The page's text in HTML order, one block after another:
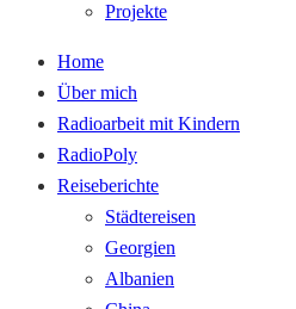
Projekte
Home
Über mich
Radioarbeit mit Kindern
RadioPoly
Reiseberichte
Städtereisen
Georgien
Albanien